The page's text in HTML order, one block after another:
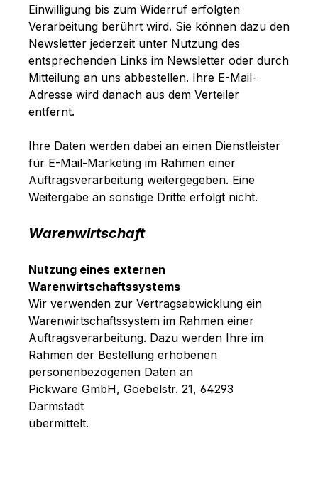
Einwilligung bis zum Widerruf erfolgten
Verarbeitung berührt wird. Sie können dazu den
Newsletter jederzeit unter Nutzung des
entsprechenden Links im Newsletter oder durch
Mitteilung an uns abbestellen. Ihre E-Mail-
Adresse wird danach aus dem Verteiler
entfernt.
Ihre Daten werden dabei an einen Dienstleister
für E-Mail-Marketing im Rahmen einer
Auftragsverarbeitung weitergegeben. Eine
Weitergabe an sonstige Dritte erfolgt nicht.
Warenwirtschaft
Nutzung eines externen
Warenwirtschaftssystems
Wir verwenden zur Vertragsabwicklung ein
Warenwirtschaftssystem im Rahmen einer
Auftragsverarbeitung. Dazu werden Ihre im
Rahmen der Bestellung erhobenen
personenbezogenen Daten an
Pickware GmbH, Goebelstr. 21, 64293
Darmstadt
übermittelt.